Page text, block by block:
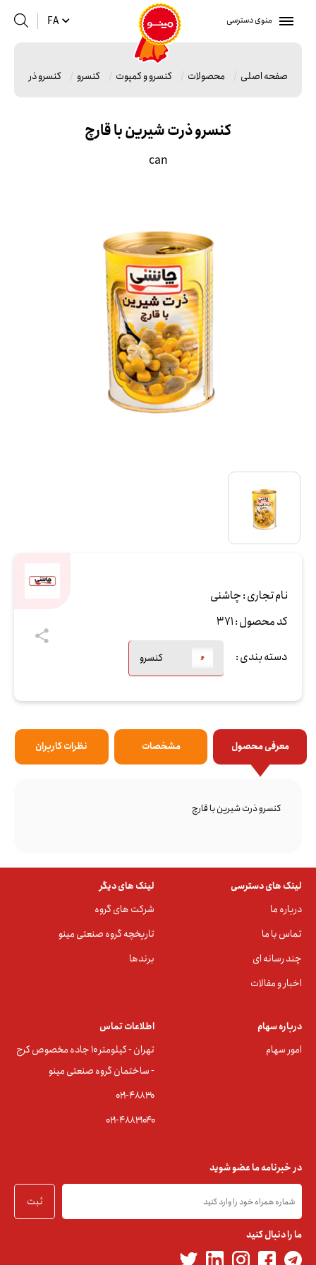
منوی دسترسی FA
صفحه اصلی محصولات کنسرو و کمپوت کنسرو کنسرو ذرت
کنسرو ذرت شیرین با قارچ
can
نام تجاری :چاشنی
کد محصول :371
دسته بندی : کنسرو
معرفی محصول مشخصات نظرات کاربران
کنسرو ذرت شیرین با قارچ
لینک های دسترسی
درباره ما
تماس با ما
چند رسانه ای
اخبار و مقالات
لینک های دیگر
شرکت های گروه
تاریخچه گروه صنعتی مینو
برندها
درباره سهام
امور سهام
اطلاعات تماس
تهران - کیلومتر ۱۰ جاده مخصوص کرج
- ساختمان گروه صنعتی مینو
۰۲۱-۴۸۸۳0
۰۲۱-۴۸۸۳۱۰۴۰
در خبرنامه ما عضو شوید
ثبت
ما را دنبال کنید